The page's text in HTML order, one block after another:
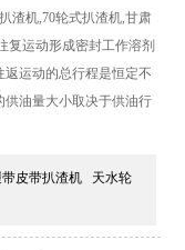
渣机,70轮式扒渣机,甘肃
复运动形成密封工作溶剂
运动的总行程是恒定不
供油量大小取决于供油行
带皮带扒渣机
天水轮